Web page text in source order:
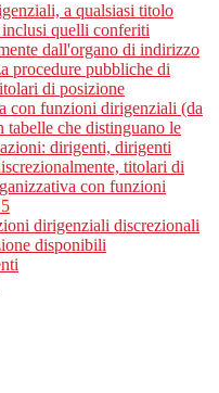
a qualsiasi titolo
quelli conferiti
dall'organo di indirizzo
procedure pubbliche di
di posizione
con funzioni dirigenziali (da
tabelle che distinguano le
dirigenti, dirigenti
titolari di
con funzioni
5
dirigenziali discrezionali
disponibili